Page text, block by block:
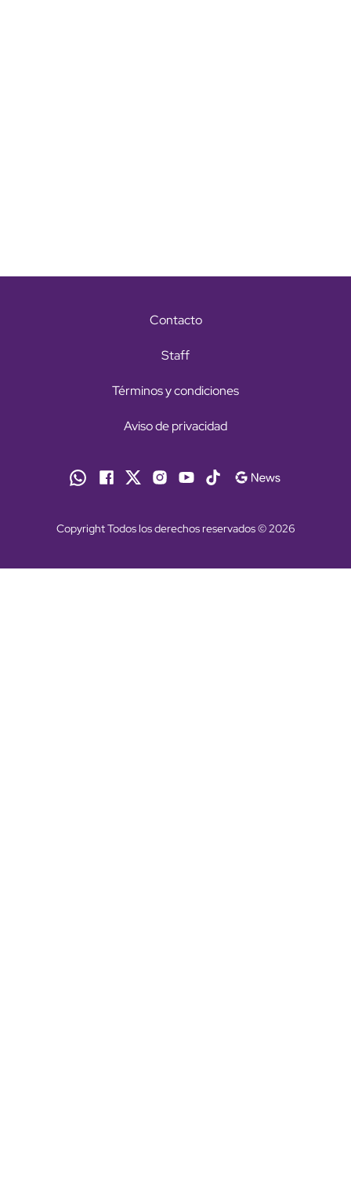
Contacto
Staff
Términos y condiciones
Aviso de privacidad
Copyright Todos los derechos reservados © 2026